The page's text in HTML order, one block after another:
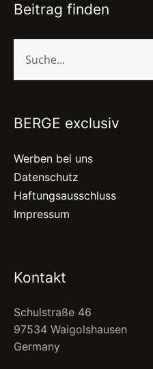
Beitrag finden
BERGE exclusiv
Werben bei uns
Datenschutz
Haftungsausschluss
Impressum
Kontakt
Schulstraße 46
97534 Waigolshausen
Germany